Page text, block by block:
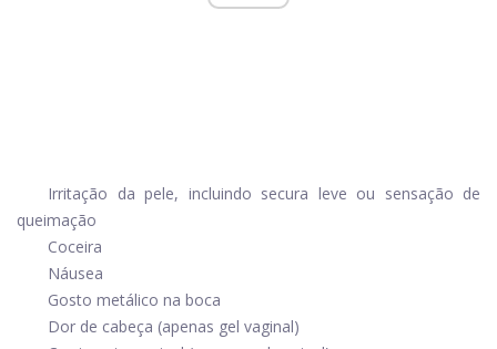
Irritação da pele, incluindo secura leve ou sensação de
queimação
Coceira
Náusea
Gosto metálico na boca
Dor de cabeça (apenas gel vaginal)